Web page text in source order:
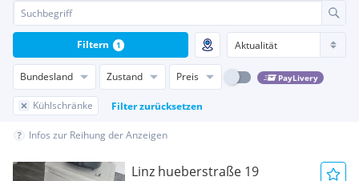
Bundesland Zustand Preis PayLivery
Kühlschränke Filter zurücksetzen
Filtern 1
Infos zur Reihung der Anzeigen
Linz hueberstraße 19